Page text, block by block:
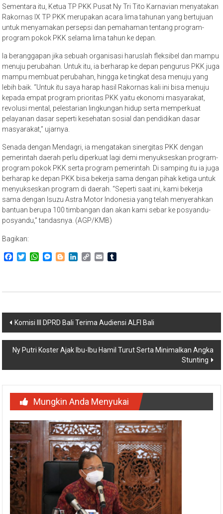
Sementara itu, Ketua TP PKK Pusat Ny Tri Tito Karnavian menyatakan
Rakornas IX TP PKK merupakan acara lima tahunan yang bertujuan
untuk menyamakan persepsi dan pemahaman tentang program-
program pokok PKK selama lima tahun ke depan.
Ia beranggapan jika sebuah organisasi haruslah fleksibel dan mampu
menuju perubahan. Untuk itu, ia berharap ke depan pengurus PKK juga
mampu membuat perubahan, hingga ke tingkat desa menuju yang
lebih baik. “Untuk itu saya harap hasil Rakornas kali ini bisa menuju
kepada empat program prioritas PKK yaitu ekonomi masyarakat,
revolusi mental, pelestarian lingkungan hidup serta memperkuat
pelayanan dasar seperti kesehatan sosial dan pendidikan dasar
masyarakat,” ujarnya.
Senada dengan Mendagri, ia mengatakan sinergitas PKK dengan
pemerintah daerah perlu diperkuat lagi demi menyukseskan program-
program pokok PKK serta program pemerintah. Di samping itu ia juga
berharap ke depan PKK bisa bekerja sama dengan pihak ketiga untuk
menyukseskan program di daerah. “Seperti saat ini, kami bekerja
sama dengan Isuzu Astra Motor Indonesia yang telah menyerahkan
bantuan berupa 100 timbangan dan akan kami sebar ke posyandu-
posyandu,” tandasnya. (AGP/KMB)
Bagikan:
Facebook
TwitterWhatsApp
Messenger
BloggerLinkedIn
Copy Email
Navigasi
pos
Komisi III DPRD Bali Terima Audiensi ALFI Bali
Ny Putri Koster Ajak Ibu-Ibu Hamil Turut Serta Minimalkan Angka
Stunting
Mungkin Anda Menyukai